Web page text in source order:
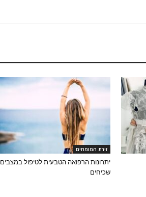
זירת המומחים
יתרונות הרפואה הטבעית לטיפול במצבים
שכיחים